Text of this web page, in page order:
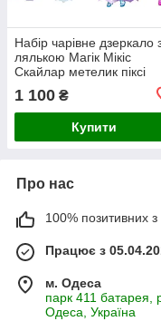
Набір чарівне дзеркало
лялькою Магік Мікіс
Скайлар метелик піксі
Supremes Magic Mirror
1 100 ₴
Купити
Про нас
100% позитивних з
Працює з
м. Одеса
парк 411 батарея,
Одеса, Україна